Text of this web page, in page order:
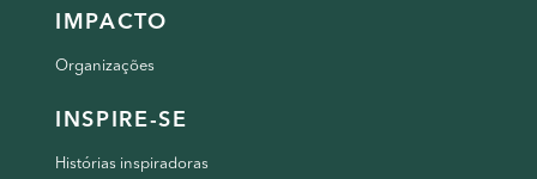
IMPACTO
Organizações
INSPIRE-SE
Histórias inspiradoras